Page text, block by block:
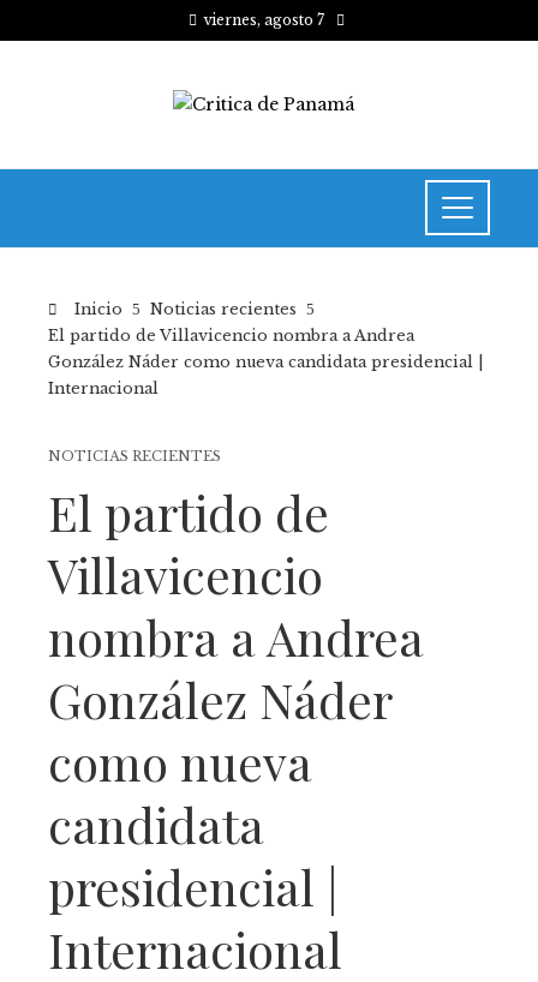
viernes, agosto 7
Inicio
Noticias recientes
El partido de Villavicencio nombra a Andrea
González Náder como nueva candidata presidencial |
Internacional
NOTICIAS RECIENTES
El partido de
Villavicencio
nombra a Andrea
González Náder
como nueva
candidata
presidencial |
Internacional